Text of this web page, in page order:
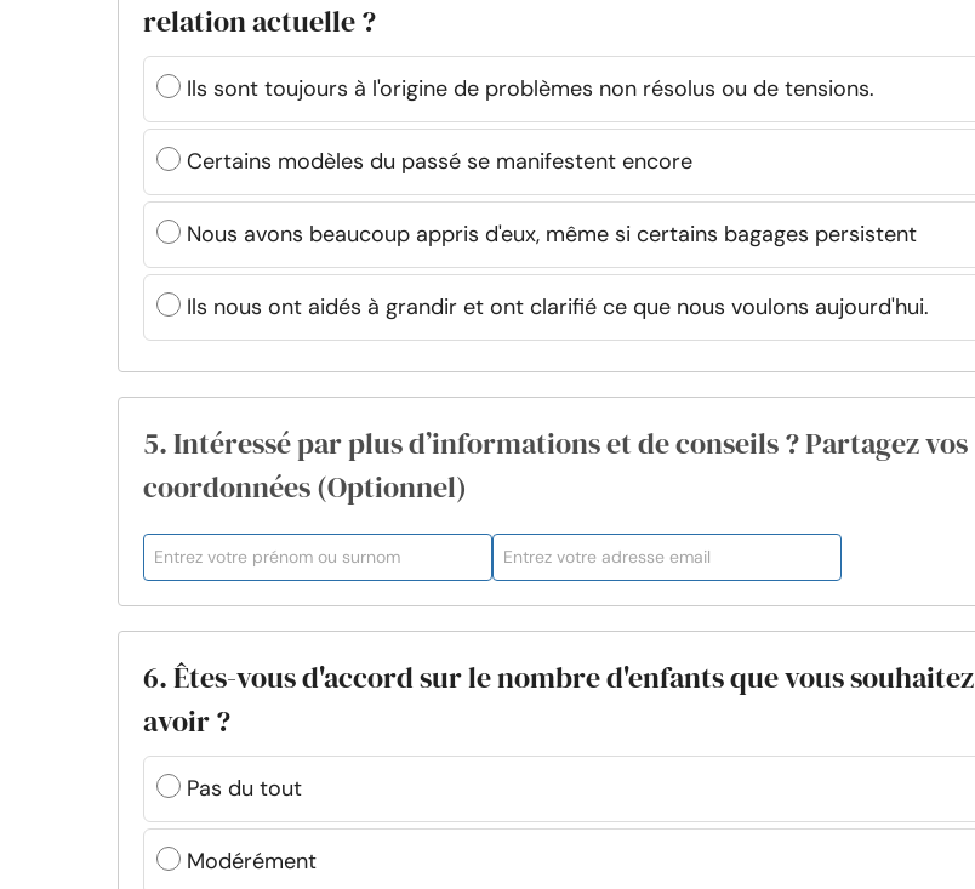
relation actuelle ?
Ils sont toujours à l'origine de problèmes non résolus ou de tensions.
Certains modèles du passé se manifestent encore
Nous avons beaucoup appris d'eux, même si certains bagages persistent
Ils nous ont aidés à grandir et ont clarifié ce que nous voulons aujourd'hui.
5. Intéressé par plus d’informations et de conseils ? Partagez vos
coordonnées (Optionnel)
6. Êtes-vous d'accord sur le nombre d'enfants que vous souhaitez
avoir ?
Pas du tout
Modérément